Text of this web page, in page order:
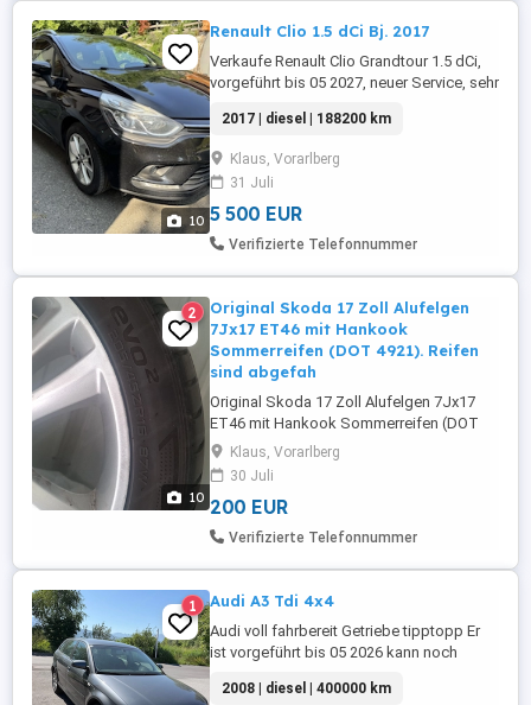
10
Renault Clio 1.5 dCi Bj. 2017
Verkaufe Renault Clio Grandtour 1.5 dCi,
vorgeführt bis 05 2027, neuer Service, sehr
Baujahr entsprechend vorhanden.
2017 | diesel | 188200 km
Klaus, Vorarlberg
31 Juli
5 500 EUR
Verifizierte Telefonnummer
10
2
Original Skoda 17 Zoll Alufelgen
7Jx17 ET46 mit Hankook
Sommerreifen (DOT 4921). Reifen
sind abgefah
Original Skoda 17 Zoll Alufelgen 7Jx17
ET46 mit Hankook Sommerreifen (DOT
4921). Reifen sind abgefahren und sollten
ersetzt werden. Felgen haben deutliche
Gebrauchsspuren Bordsteinschäden
(siehe Fotos). Technisch in Ordnung,
Privatverkauf. 200 VB.
Klaus, Vorarlberg
30 Juli
200 EUR
Verifizierte Telefonnummer
1 Audi A3 Tdi 4x4
Audi voll fahrbereit Getriebe tipptopp Er
ist vorgeführt bis 05 2026 kann noch
Probleme mit Rost sonst okay?
2008 | diesel | 400000 km